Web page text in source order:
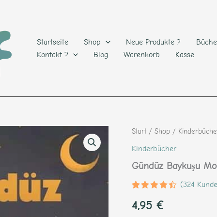
Startseite
Shop Neue Produkte ?
Kontakt ?
Blog Warenkorb Kasse
Start/ Shop /
Kinderbücher
Gündüz Baykuşu
mit4.36
von 5,
(324
4,95 €
Gündüz
Morpi